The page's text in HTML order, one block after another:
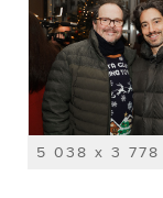
5 038 x 3 778